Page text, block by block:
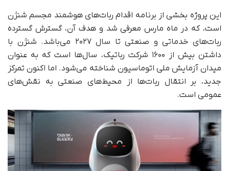
این پروژه بخشی از برنامه اقدام ربات‌های هوشمند مجسم شنژن
است، که در ماه مارس معرفی شد و هدف آن، گسترش گسترده
ربات‌های خدماتی و صنعتی تا سال ۲۰۲۷ می‌باشد. شنژن با
داشتن بیش از ۱۶۰۰ شرکت رباتیک، سال‌ها است که به‌ عنوان
میدان آزمایش ملی اتوماسیون شناخته می‌شود. اما اکنون تمرکز
جدید، بر انتقال ربات‌ها از محیط‌های صنعتی به نقش‌های
عمومی است.